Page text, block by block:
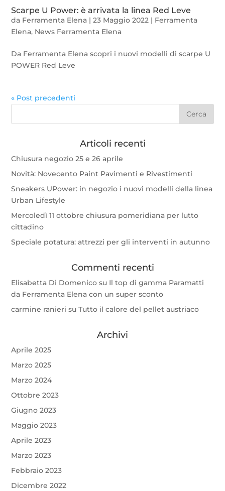
Scarpe U Power: è arrivata la linea Red Leve
da Ferramenta Elena |23 Maggio 2022 | Ferramenta
Elena, News Ferramenta Elena
Da Ferramenta Elena scopri i nuovi modelli di scarpe U
POWER Red Leve
« Post precedenti
Articoli recenti
Chiusura negozio 25 e 26 aprile
Novità: Novecento Paint Pavimenti e Rivestimenti
Sneakers UPower: in negozio i nuovi modelli della linea
Urban Lifestyle
Mercoledì 11 ottobre chiusura pomeridiana per lutto
cittadino
Speciale potatura: attrezzi per gli interventi in autunno
Commenti recenti
Elisabetta Di Domenico su Il top di gamma Paramatti
da Ferramenta Elena con un super sconto
carmine ranieri suTutto il calore del pellet austriaco
Archivi
Aprile 2025
Marzo 2025
Marzo 2024
Ottobre 2023
Giugno 2023
Maggio 2023
Aprile 2023
Marzo 2023
Febbraio 2023
Dicembre 2022